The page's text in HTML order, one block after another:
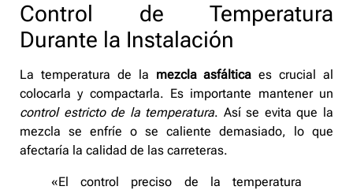
Control de Temperatura
Durante la Instalación
La temperatura de la mezcla asfáltica es crucial al
colocarla y compactarla. Es importante mantener un
control estricto de la temperatura. Así se evita que la
mezcla se enfríe o se caliente demasiado, lo que
afectaría la calidad de las carreteras.
«El control preciso de la temperatura